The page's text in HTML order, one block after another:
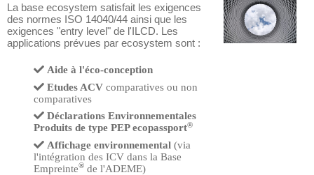
La base ecosystem satisfait les exigences
des normes ISO 14040/44 ainsi que les
exigences "entry level" de l'ILCD. Les
applications prévues par ecosystem sont :
Aide à l'éco-conception
Etudes ACV comparatives ou non
comparatives
Déclarations Environnementales
Produits de type PEP ecopassport®
Affichage environnemental (via
l'intégration des ICV dans la Base
Empreinte®de l'ADEME)